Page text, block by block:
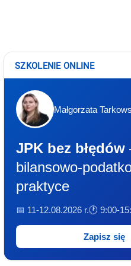
SZKOLENIE ONLINE
Małgorzata
JPK bez błędów
bilansowo-
praktyce
📅 11-12.08.2026 r.🕐 9:00-
Zapisz się